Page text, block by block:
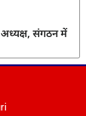
संगठन में